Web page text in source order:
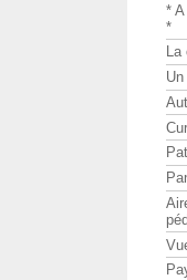
*
*
La